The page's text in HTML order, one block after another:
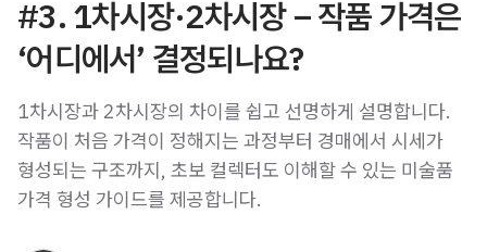
#3. 1차시장·2차시장 – 작품 가격은
‘어디에서’ 결정되나요?
1차시장과 2차시장의 차이를 쉽고 선명하게 설명합니다.
작품이 처음 가격이 정해지는 과정부터 경매에서 시세가
형성되는 구조까지, 초보 컬렉터도 이해할 수 있는 미술품
가격 형성 가이드를 제공합니다.